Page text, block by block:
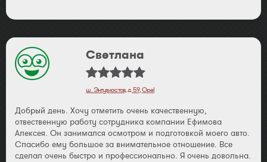
Светлана
ш. Энтузиастов, д. 59,Opel
Добрый день. Хочу отметить очень качественную,
отвественную работу сотрудника компании Ефимова
Алексея. Он занимался осмотром и подготовкой моего авто.
Спасибо ему большое за внимательное отношение. Все
сделал очень быстро и профессионально. Я очень довольна.